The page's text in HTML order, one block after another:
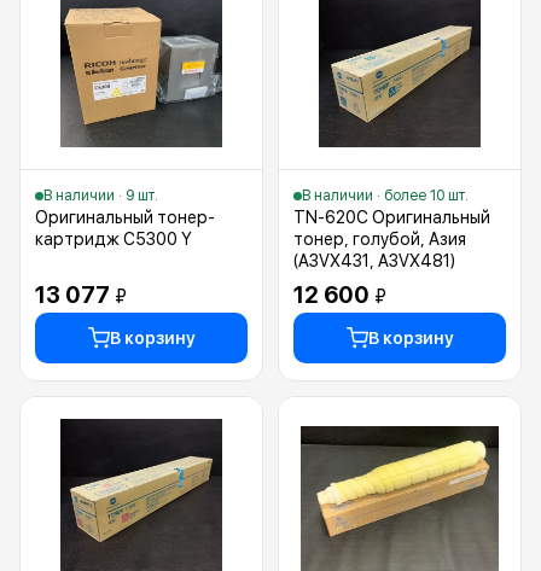
В наличии · 9 шт.
Оригинальный тонер-
картридж C5300 Y
13 077 ₽
В корзину
В наличии · более 10 шт.
TN-620C Оригинальный
тонер, голубой, Азия
(A3VX431, A3VX481)
12 600 ₽
В корзину